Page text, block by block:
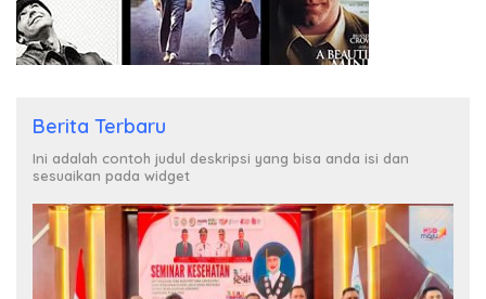
Berita Terbaru
Ini adalah contoh judul deskripsi yang bisa anda isi dan
sesuaikan pada widget